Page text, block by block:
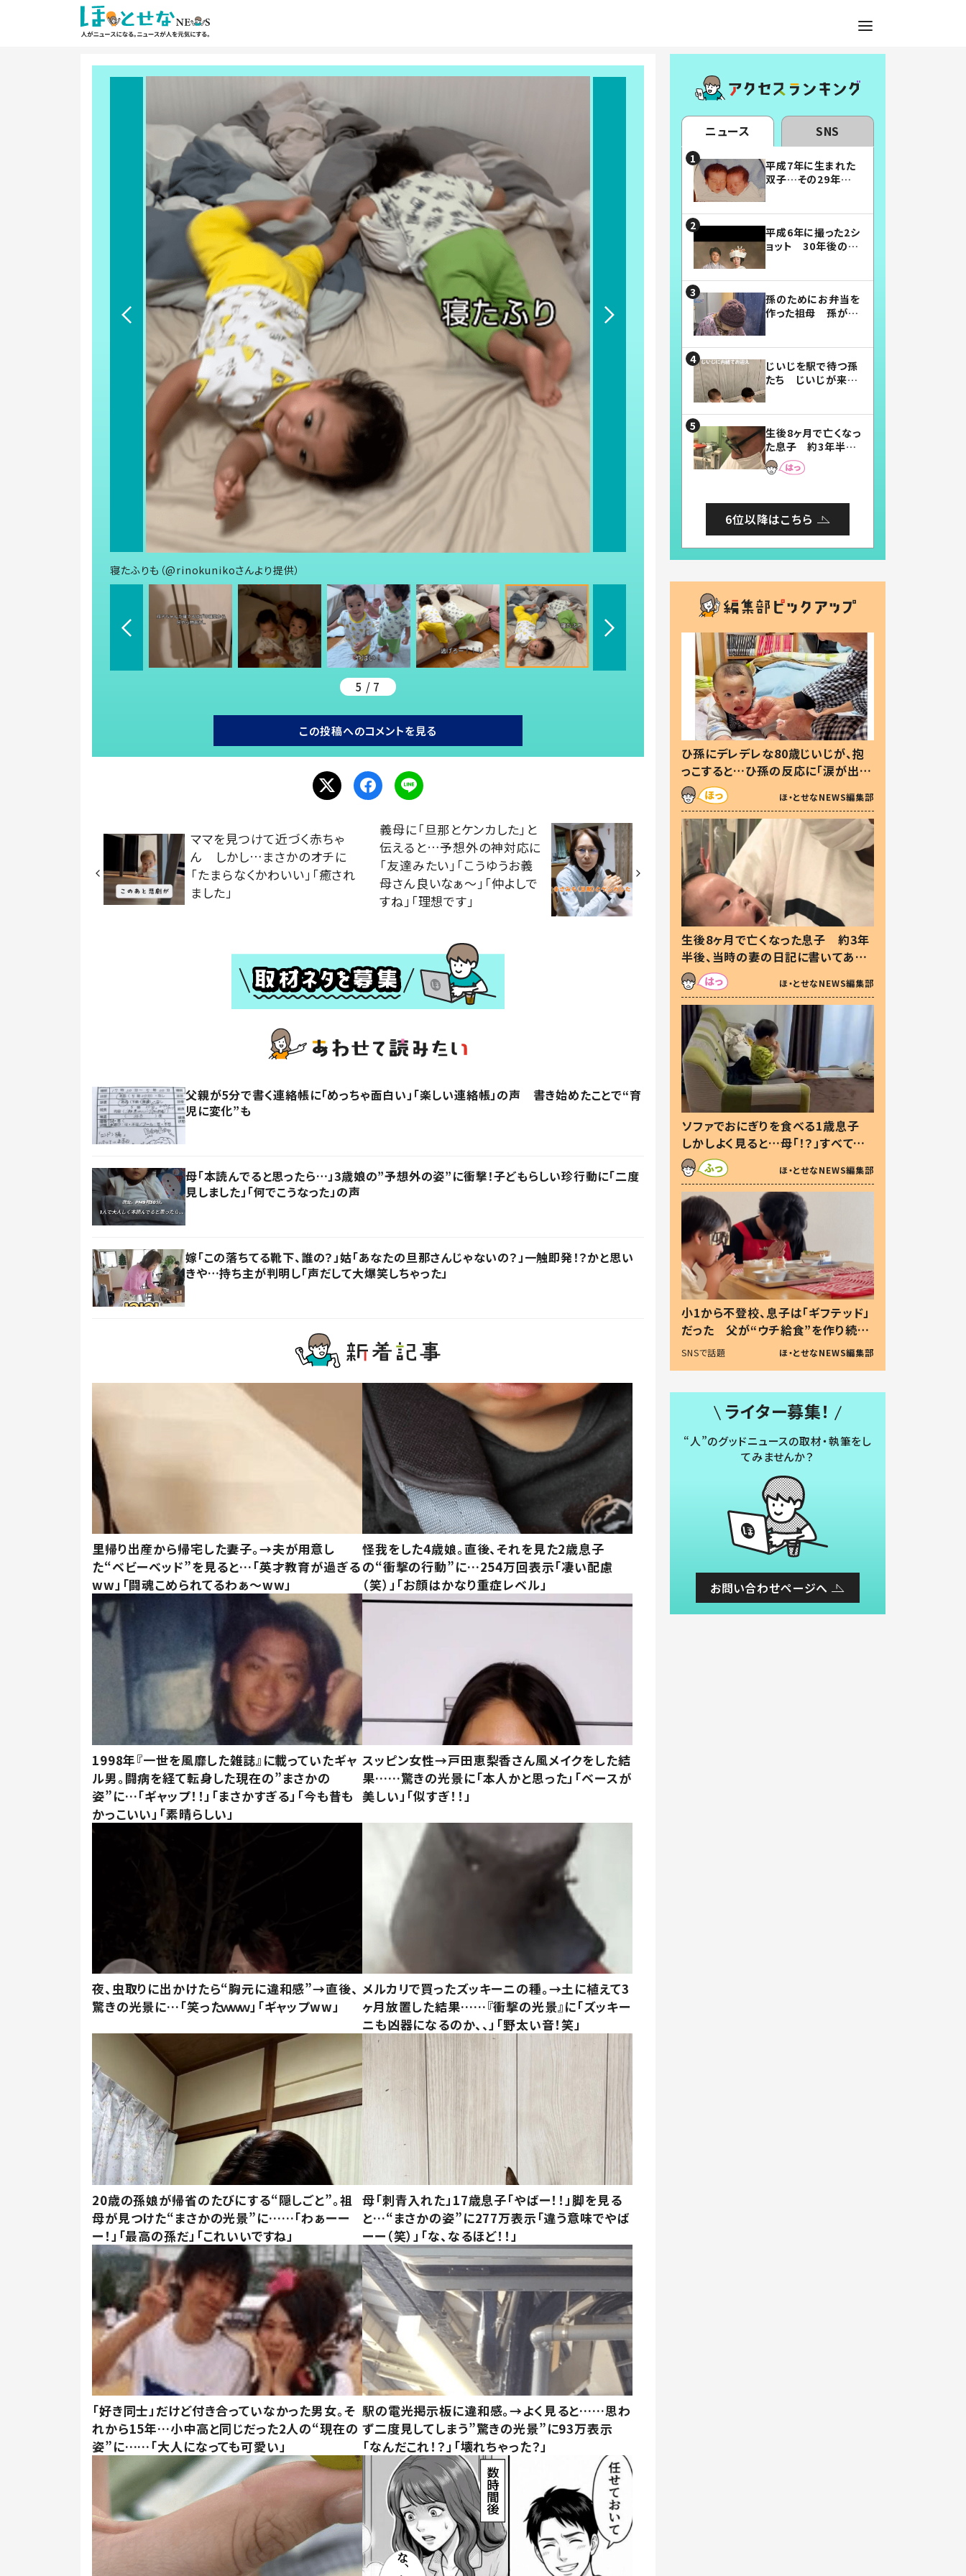
寝たふりも（@rinokunikoさんより提供）
5 / 7
この投稿へのコメントを見る
ママを見つけて近づく赤ちゃ
ん しかし…まさかのオチに
「たまらなくかわいい」「癒され
ました」
義母に「旦那とケンカした」と
伝えると…予想外の神対応に
「友達みたい」「こうゆうお義
母さん良いなぁ〜」「仲よしで
すね」「理想です」
父親が5分で書く連絡帳に「めっちゃ面白い」「楽しい連絡帳」の声 書き始めたことで“育
児に変化”も
母「本読んでると思ったら…」3歳娘の”予想外の姿”に衝撃！子どもらしい珍行動に「二度
見しました」「何でこうなった」の声
嫁「この落ちてる靴下、誰の？」姑「あなたの旦那さんじゃないの？」一触即発！？かと思い
きや…持ち主が判明し「声だして大爆笑しちゃった」
里帰り出産から帰宅した妻子。→夫が用意し
た“ベビーベッド”を見ると…「英才教育が過ぎる
ww」「闘魂こめられてるわぁ～ww」
怪我をした4歳娘。直後、それを見た2歳息子
の“衝撃の行動”に…254万回表示「凄い配慮
（笑）」「お顔はかなり重症レベル」
1998年『一世を風靡した雑誌』に載っていたギャ
ル男。闘病を経て転身した現在の”まさかの
姿”に…「ギャップ！！」「まさかすぎる」「今も昔も
かっこいい」「素晴らしい」
スッピン女性→戸田恵梨香さん風メイクをした結
果……驚きの光景に「本人かと思った」「ベースが
美しい」「似すぎ！！」
夜、虫取りに出かけたら“胸元に違和感”→直後、
驚きの光景に…「笑ったｗｗｗ」「ギャップww」
メルカリで買ったズッキーニの種。→土に植えて3
ヶ月放置した結果……『衝撃の光景』に「ズッキー
ニも凶器になるのか、、」「野太い音！笑」
20歳の孫娘が帰省のたびにする“隠しごと”。祖
母が見つけた“まさかの光景”に……「わぁーー
ー！」「最高の孫だ」「これいいですね」
母「刺青入れた」17歳息子「やばー！！」脚を見る
と…“まさかの姿”に277万表示「違う意味でやば
ーー（笑）」「な、なるほど！！」
「好き同士」だけど付き合っていなかった男女。そ
れから15年…小中高と同じだった2人の“現在の
姿”に……「大人になっても可愛い」
駅の電光掲示板に違和感。→よく見ると……思わ
ず二度見してしまう”驚きの光景”に93万表示
「なんだこれ！？」「壊れちゃった？」
ニュース SNS
平成7年に生まれた
双子…その29年後
平成6年に撮った2シ
ョット 30年後の姿
孫のためにお弁当を
作った祖母 孫が絶
じいじを駅で待つ孫
たち じいじが来た
まらない」「幸せにな
れる」
生後8ヶ月で亡くなっ
た息子 約3年半
後、当時の妻の日記
に書いてあった本音
6位以降はこちら
ひ孫にデレデレな80歳じいじが、抱
っこすると…ひ孫の反応に「涙が出ま
した」「可愛くて仕方ない」
ほ・とせなNEWS編集部
生後8ヶ月で亡くなった息子 約3年
半後、当時の妻の日記に書いてあっ
た本音とは
ほ・とせなNEWS編集部
ソファでおにぎりを食べる1歳息子
しかしよく見ると…母「！？」すべてを
察した母の投稿に「可愛いから許
す！」「現行犯〜」
ほ・とせなNEWS編集部
小1から不登校、息子は「ギフテッド」
だった 父が“ウチ給食”を作り続け
る理由とは #令和の親 #令和の子
SNSで話題 ほ・とせなNEWS編集部
ライター募集！
“人”のグッドニュースの取材・執筆をし
てみませんか？
お問い合わせページへ